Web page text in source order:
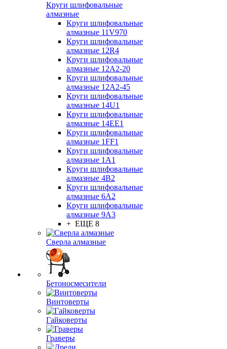
Круги шлифовальные
алмазные
Круги шлифовальные
алмазные 11V970
Круги шлифовальные
алмазные 12R4
Круги шлифовальные
алмазные 12А2-20
Круги шлифовальные
алмазные 12А2-45
Круги шлифовальные
алмазные 14U1
Круги шлифовальные
алмазные 14ЕЕ1
Круги шлифовальные
алмазные 1FF1
Круги шлифовальные
алмазные 1А1
Круги шлифовальные
алмазные 4В2
Круги шлифовальные
алмазные 6A2
Круги шлифовальные
алмазные 9А3
+ ЕЩЕ 8
Сверла алмазные
Бетоносмесители
Винтоверты
Гайковерты
Граверы